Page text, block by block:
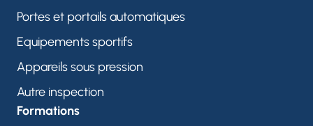
Portes et portails automatiques
Equipements sportifs
Appareils sous pression
Autre inspection
Formations